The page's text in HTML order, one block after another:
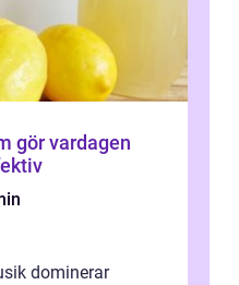
gör vardagen
dominerar